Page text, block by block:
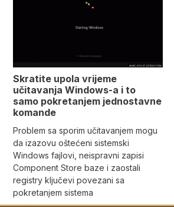
Skratite upola vrijeme
učitavanja Windows-a i to
samo pokretanjem jednostavne
komande
Problem sa sporim učitavanjem mogu
da izazovu oštećeni sistemski
Windows fajlovi, neispravni zapisi
Component Store baze i zaostali
registry ključevi povezani sa
pokretanjem sistema